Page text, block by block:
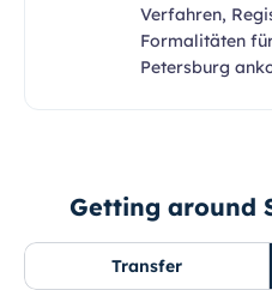
Verfahren,
Formalitäten
Petersburg
Getting around
Transfer